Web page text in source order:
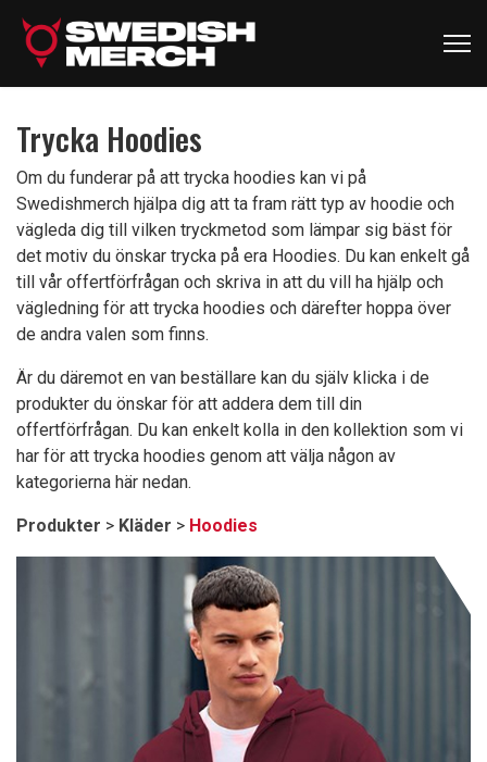
Trycka Hoodies
Om du funderar på att trycka hoodies kan vi på
Swedishmerch hjälpa dig att ta fram rätt typ av hoodie och
vägleda dig till vilken tryckmetod som lämpar sig bäst för
det motiv du önskar trycka på era Hoodies. Du kan enkelt gå
till vår offertförfrågan och skriva in att du vill ha hjälp och
vägledning för att trycka hoodies och därefter hoppa över
de andra valen som finns.
Är du däremot en van beställare kan du själv klicka i de
produkter du önskar för att addera dem till din
offertförfrågan. Du kan enkelt kolla in den kollektion som vi
har för att trycka hoodies genom att välja någon av
kategorierna här nedan.
Produkter > Kläder > Hoodies